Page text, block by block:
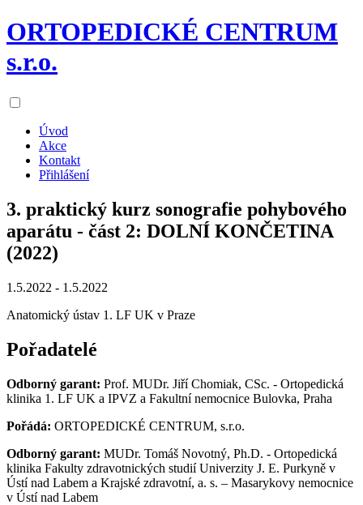
ORTOPEDICKÉ CENTRUM
s.r.o.
Úvod
Akce
Kontakt
Přihlášení
3. praktický kurz sonografie pohybového
aparátu - část 2: DOLNÍ KONČETINA
(2022)
1.5.2022 - 1.5.2022
Anatomický ústav 1. LF UK v Praze
Pořadatelé
Odborný garant: Prof. MUDr. Jiří Chomiak, CSc. - Ortopedická
klinika 1. LF UK a IPVZ a Fakultní nemocnice Bulovka, Praha
Pořádá: ORTOPEDICKÉ CENTRUM, s.r.o.
Odborný garant: MUDr. Tomáš Novotný, Ph.D. - Ortopedická
klinika Fakulty zdravotnických studií Univerzity J. E. Purkyně v
Ústí nad Labem a Krajské zdravotní, a. s. – Masarykovy nemocnice
v Ústí nad Labem